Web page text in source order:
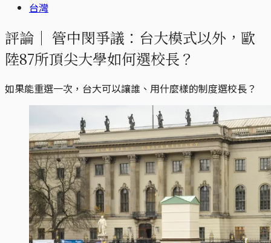
台灣
評論｜ 管中閔爭議：台大模式以外，歐
陸87所頂尖大學如何選校長？
如果能重選一次，台大可以讓誰、用什麼樣的制度選校長？